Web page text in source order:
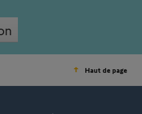
Haut de page